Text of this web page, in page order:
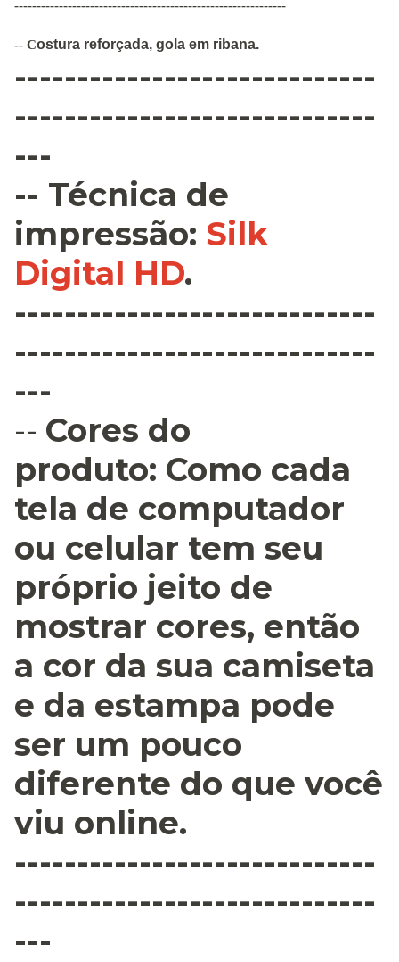
-------------------------------------------------------------
-- Costura reforçada, gola em ribana.
-----------------------------
-----------------------------
---
-- Técnica de
impressão: Silk
Digital HD.
-----------------------------
-----------------------------
---
-- Cores do
produto: Como cada
tela de computador
ou celular tem seu
próprio jeito de
mostrar cores, então
a cor da sua camiseta
e da estampa pode
ser um pouco
diferente do que você
viu online.
-----------------------------
-----------------------------
---